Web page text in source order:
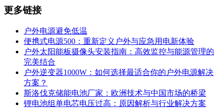
更多链接
户外电源避免低温
便携式电源500：重新定义户外与应急用电新体验
户外太阳能板摄像头安装指南：高效监控与能源管理的
完美结合
户外逆变器1000W：如何选择最适合你的户外电源解决
方案？
斯洛伐克储能电池厂家：欧洲技术与中国市场的桥梁
锂电池组单电芯电压过高：原因解析与行业解决方案